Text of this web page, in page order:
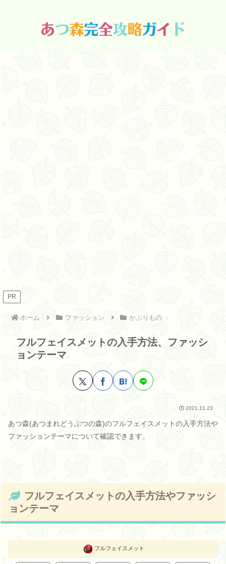
PR
ホーム ファッション かぶりもの
フルフェイスメットの入手方法、ファッシ
ョンテーマ
2021.11.23
あつ森(あつまれどうぶつの森)のフルフェイスメットの入手方法や
ファッションテーマについて確認できます。
フルフェイスメットの入手方法やファッシ
ョンテーマ
フルフェイスメット